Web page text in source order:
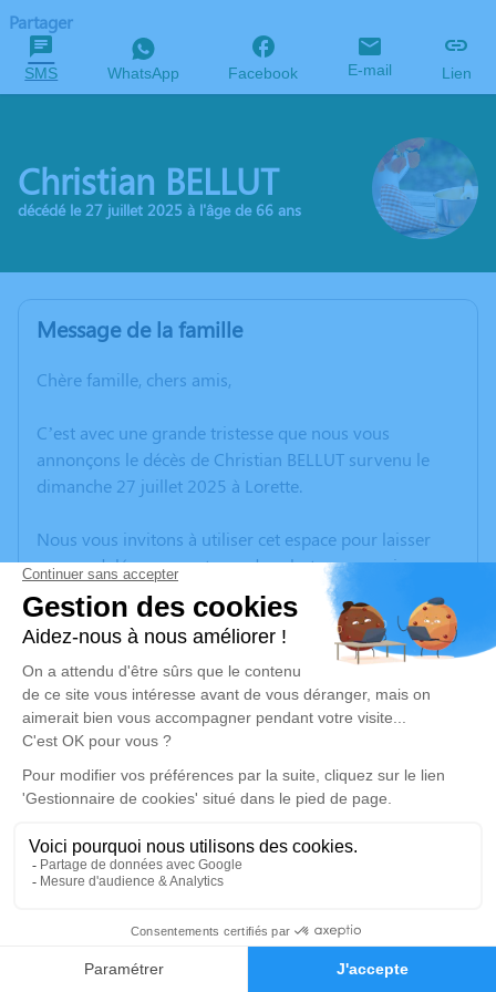
Faire-part Hommages
Partager
SMS WhatsApp Facebook E-mail Lien
Christian BELLUT
décédé le 27 juillet 2025 à l'âge de 66 ans
Message de la famille
Chère famille, chers amis,
C’est avec une grande tristesse que nous vous
annonçons le décès de Christian BELLUT survenu le
dimanche 27 juillet 2025 à Lorette.
Nous vous invitons à utiliser cet espace pour laisser
vos condoléances, partager des photos souvenirs, une
anecdote ou exprimer vos pensées à travers des
poèmes ou des textes. Cet endroit est un lieu
d'expression dédié à honorer la mémoire de Christian
BELLUT.
Cérémonie religieuse
Église Saint Barthelemy de Grézieu-le-Marché
69610 Grézieu-le-Marché
Je rends hommage